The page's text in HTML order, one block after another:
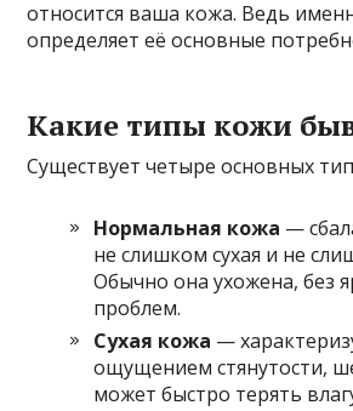
относится ваша кожа. Ведь
определяет её основные
Какие типы кожи
Существует четыре основных
Нормальная кожа —
не слишком сухая и не
Обычно она ухожена, без
проблем.
Сухая кожа —
ощущением стянутости,
может быстро терять